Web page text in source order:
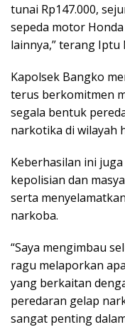
tunai Rp147.000,
sepeda motor
lainnya,” terang Iptu
Kapolsek Bangko
terus berkomitmen
segala bentuk
narkotika di wilayah
Keberhasilan ini
kepolisian dan
serta
narkoba.
“Saya mengimbau
ragu melaporkan
yang berkaitan
peredaran gelap
sangat penting